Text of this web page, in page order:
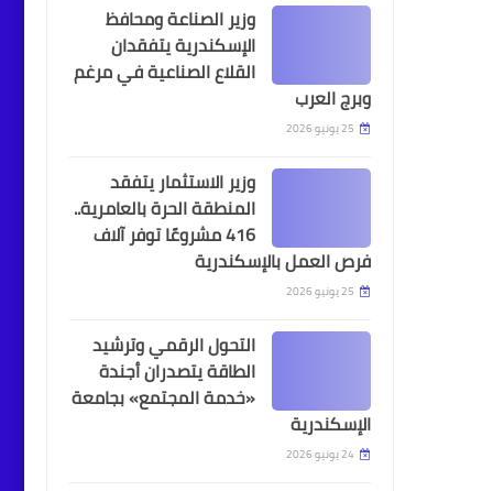
كلية الزراعة بجامعة
الإسكندرية تعقد المؤتمر
العلمي السادس - الدولي
الثاني للاقتصاد المنزلي
الإتحاد السكندري
الاتحاد السكندري يواصل
نتائجه السلبية وسخط
جماهيري كبير على الجهاز
الفني واللاعبين
وزير الصناعة ومحافظ
الإسكندرية يتفقدان
القلاع الصناعية في مرغم
وبرج العرب
25 يونيو 2026
وزير الاستثمار يتفقد
المنطقة الحرة بالعامرية..
416 مشروعًا توفر آلاف
فرص العمل بالإسكندرية
25 يونيو 2026
التحول الرقمي وترشيد
الطاقة يتصدران أجندة
«خدمة المجتمع» بجامعة
الإسكندرية
24 يونيو 2026